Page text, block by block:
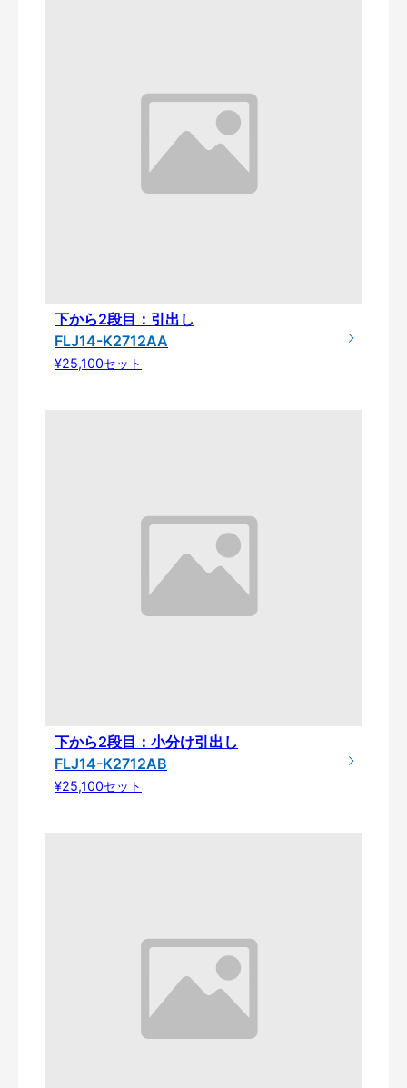
下から2段目：引出し
FLJ14-K2712AA
¥25,100セット
下から2段目：小分け引出し
FLJ14-K2712AB
¥25,100セット